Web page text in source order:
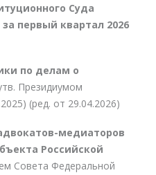
Суда
первый квартал 2026
по делам о
Президиумом
(ред. от 29.04.2026)
медиаторов
Российской
Совета Федеральной